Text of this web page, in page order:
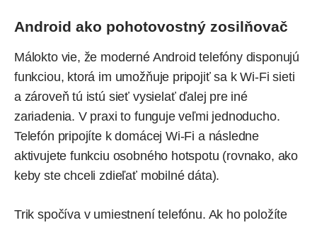
Android ako pohotovostný zosilňovač
Málokto vie, že moderné Android telefóny disponujú
funkciou, ktorá im umožňuje pripojiť sa k Wi-Fi sieti
a zároveň tú istú sieť vysielať ďalej pre iné
zariadenia. V praxi to funguje veľmi jednoducho.
Telefón pripojíte k domácej Wi-Fi a následne
aktivujete funkciu osobného hotspotu (rovnako, ako
keby ste chceli zdieľať mobilné dáta).
Trik spočíva v umiestnení telefónu. Ak ho položíte